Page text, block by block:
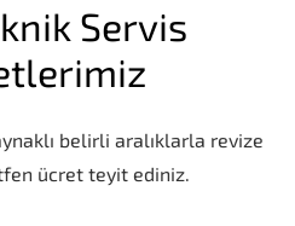
Servis
belirli aralıklarla revize
ücret teyit ediniz.